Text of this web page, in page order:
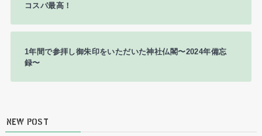
コスパ最高！
1年間で参拝し御朱印をいただいた神社仏閣〜2024年備忘
録〜
NEW POST